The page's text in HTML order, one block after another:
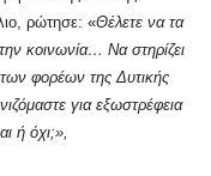
ρώτησε: «Θέλετε να τα
κοινωνία… Να στηρίζει
των φορέων της Δυτικής
για εξωστρέφεια
ή όχι;»,